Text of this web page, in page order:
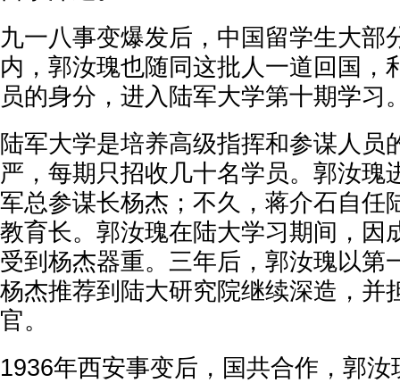
九一八事变爆发后，中国留学生大部
内，郭汝瑰也随同这批人一道回国，
员的身分，进入陆军大学第十期学习
陆军大学是培养高级指挥和参谋人员
严，每期只招收几十名学员。郭汝瑰
军总参谋长杨杰；不久，蒋介石自任
教育长。郭汝瑰在陆大学习期间，因
受到杨杰器重。三年后，郭汝瑰以第
杨杰推荐到陆大研究院继续深造，并
官。
1936年西安事变后，国共合作，郭